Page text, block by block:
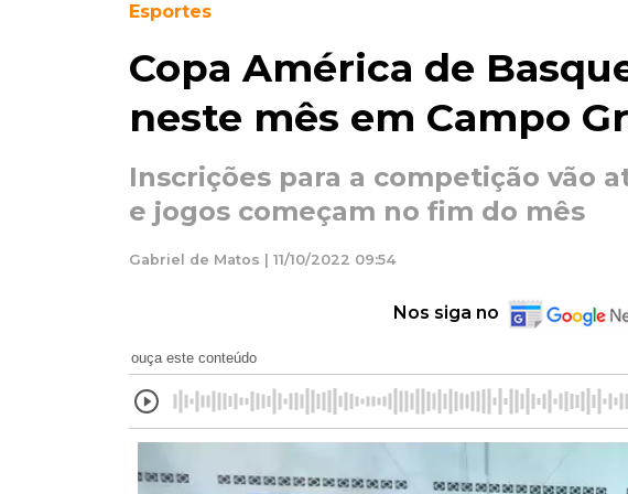
Esportes
Copa América de
neste mês em Campo
Inscrições para a competição vão
e jogos começam no fim do mês
Gabriel de Matos | 11/10/2022 09:54
Nos siga no
ouça este conteúdo